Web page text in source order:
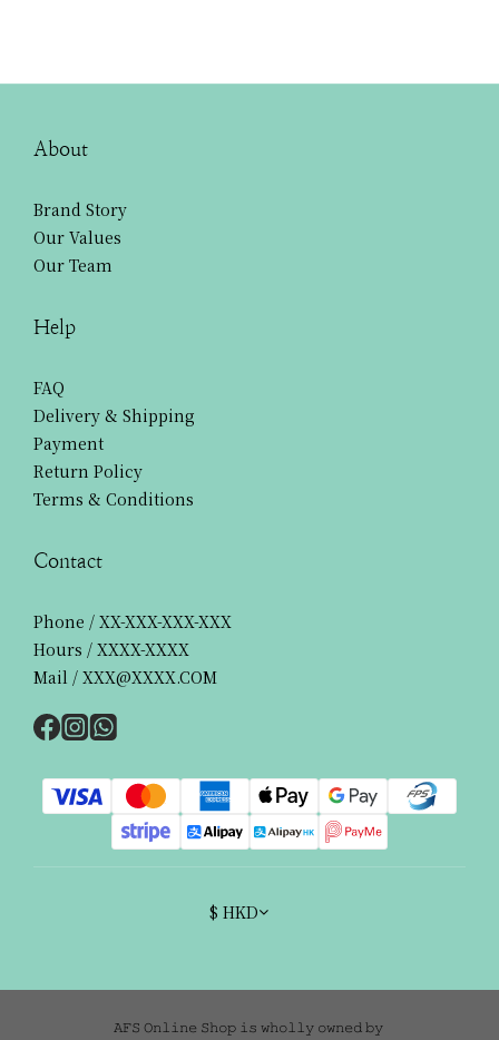
About
Brand Story
Our Values
Our Team
Help
FAQ
Delivery & Shipping
Payment
Return Policy
Terms & Conditions
Contact
Phone / XX-XXX-XXX-XXX
Hours / XXXX-XXXX
Mail / XXX@XXXX.COM
$ HKD
𝙰𝙵𝚂 𝙾𝚗𝚕𝚒𝚗𝚎 𝚂𝚑𝚘𝚙 𝚒𝚜 𝚠𝚑𝚘𝚕𝚕𝚢 𝚘𝚠𝚗𝚎𝚍 𝚋𝚢